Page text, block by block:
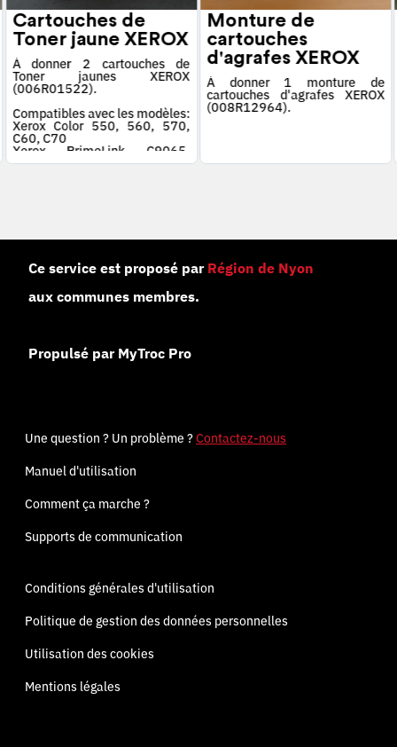
Cartouches de
Toner jaune XEROX
À donner 2 cartouches de
Toner jaunes XEROX
(006R01522).
Compatibles avec les modèles:
Xerox Color 550, 560, 570,
C60, C70
Xerox PrimeLink C9065,
C9070
Monture de
cartouches
d'agrafes XEROX
À donner 1 monture de
cartouches d'agrafes XEROX
(008R12964).
Ce service est proposé par Région de Nyon
aux communes membres.
Propulsé par MyTroc Pro
Une question ? Un problème ?Contactez-nous
Manuel d'utilisation
Comment ça marche ?
Supports de communication
Conditions générales d'utilisation
Politique de gestion des données personnelles
Utilisation des cookies
Mentions légales